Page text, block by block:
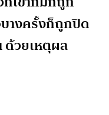
บางครั้งก็ถูกปิด
ด้วยเหตุผล